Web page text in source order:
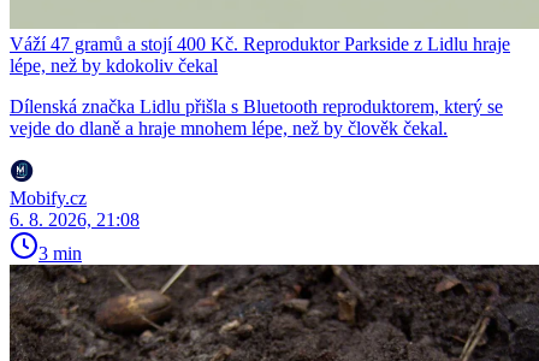
Váží 47 gramů a stojí 400 Kč. Reproduktor Parkside z Lidlu hraje
lépe, než by kdokoliv čekal
Dílenská značka Lidlu přišla s Bluetooth reproduktorem, který se
vejde do dlaně a hraje mnohem lépe, než by člověk čekal.
Mobify.cz
6. 8. 2026, 21:08
3 min